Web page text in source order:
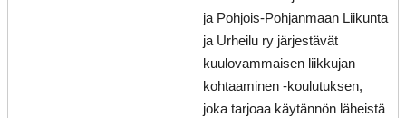
ja Pohjois-Pohjanmaan Liikunta
ja Urheilu ry järjestävät
kuulovammaisen liikkujan
kohtaaminen -koulutuksen,
joka tarjoaa käytännön läheistä